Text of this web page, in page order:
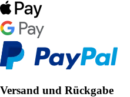
Versand und Rückgabe